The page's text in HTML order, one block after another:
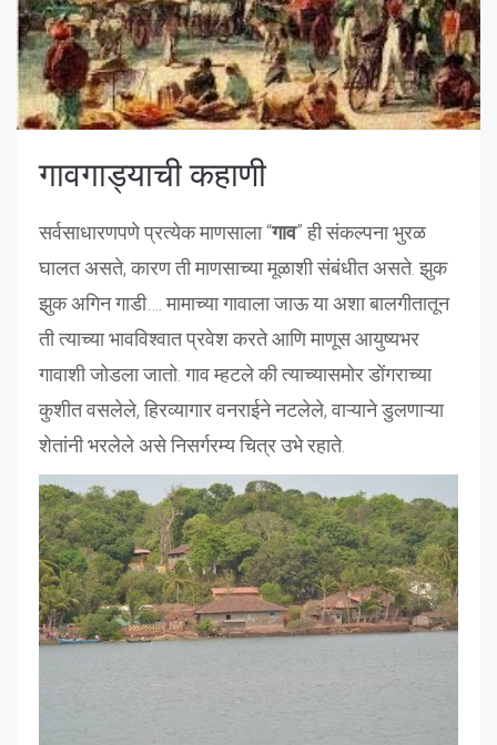
गावगाड्याची कहाणी
सर्वसाधारणपणे प्रत्येक माणसाला “गाव” ही संकल्पना भुरळ
घालत असते, कारण ती माणसाच्या मूळाशी संबंधीत असते. झुक
झुक अगिन गाडी…. मामाच्या गावाला जाऊ या अशा बालगीतातून
ती त्याच्या भावविश्वात प्रवेश करते आणि माणूस आयुष्यभर
गावाशी जोडला जातो. गाव म्हटले की त्याच्यासमोर डोंगराच्या
कुशीत वसलेले, हिरव्यागार वनराईने नटलेले, वाऱ्याने डुलणाऱ्या
शेतांनी भरलेले असे निसर्गरम्य चित्र उभे रहाते.